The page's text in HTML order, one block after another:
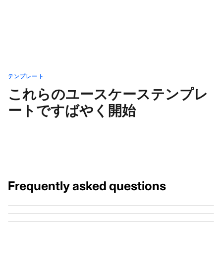
テンプレート
これらのユースケーステンプレ
ートですばやく開始
Frequently asked questions